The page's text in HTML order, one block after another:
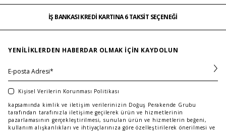
İŞ BANKASI KREDİ KARTINA 6 TAKSİT SEÇENEĞİ
…
YENILIKLERDEN HABERDAR OLMAK IÇIN KAYDOLUN
Kişisel Verilerin Korunması Politikası
kapsamında kimlik ve iletişim verilerinizin Doğuş Perakende Grubu
tarafından tarafınızla iletişime geçilerek ürün ve hizmetlerinin
pazarlamasının gerçekleştirilmesi, sunulan ürün ve hizmetlerin beğeni,
kullanım alışkanlıkları ve ihtiyaçlarınıza göre özelleştirilerek önerilmesi ve